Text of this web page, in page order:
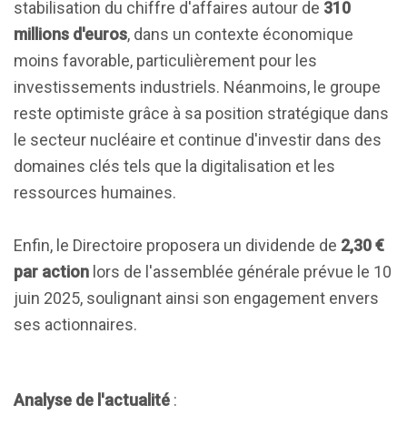
stabilisation du chiffre d'affaires autour de 310
millions d'euros, dans un contexte économique
moins favorable, particulièrement pour les
investissements industriels. Néanmoins, le groupe
reste optimiste grâce à sa position stratégique dans
le secteur nucléaire et continue d'investir dans des
domaines clés tels que la digitalisation et les
ressources humaines.
Enfin, le Directoire proposera un dividende de 2,30 €
par action lors de l'assemblée générale prévue le 10
juin 2025, soulignant ainsi son engagement envers
ses actionnaires.
Analyse de l'actualité :